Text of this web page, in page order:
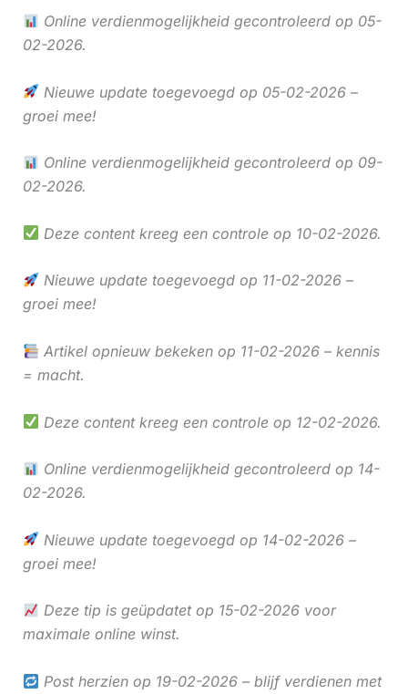
Online verdienmogelijkheid gecontroleerd op 05-
02-2026.
Nieuwe update toegevoegd op 05-02-2026 –
groei mee!
Online verdienmogelijkheid gecontroleerd op 09-
02-2026.
Deze content kreeg een controle op 10-02-2026.
Nieuwe update toegevoegd op 11-02-2026 –
groei mee!
Artikel opnieuw bekeken op 11-02-2026 – kennis
= macht.
Deze content kreeg een controle op 12-02-2026.
Online verdienmogelijkheid gecontroleerd op 14-
02-2026.
Nieuwe update toegevoegd op 14-02-2026 –
groei mee!
Deze tip is geüpdatet op 15-02-2026 voor
maximale online winst.
Post herzien op 19-02-2026 – blijf verdienen met